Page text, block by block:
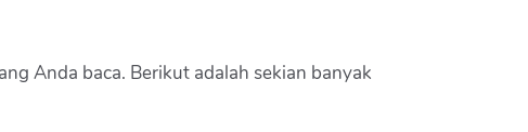
Anda baca. Berikut adalah sekian banyak